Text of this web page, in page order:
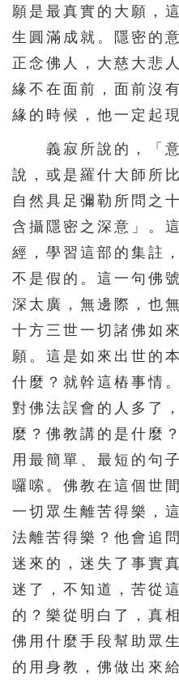
願是最真實的大願，
生圓滿成就。隱密的
正念佛人，大慈大悲
緣不在面前，面前沒
緣的時候，他一定起現
義寂所說的，「意
說，或是羅什大師所
自然具足彌勒所問之
含攝隱密之深意」。
經，學習這部的集註
不是假的。這一句佛
深太廣，無邊際，也
十方三世一切諸佛如
願。這是如來出世的
什麼？就幹這樁事情
對佛法誤會的人多了
麼？佛教講的是什麼
用最簡單、最短的句
囉嗦。佛教在這個世
一切眾生離苦得樂，
法離苦得樂？他會追
迷來的，迷失了事實
迷了，不知道，苦從
的？樂從明白了，真
佛用什麼手段幫助眾
的用身教，佛做出來